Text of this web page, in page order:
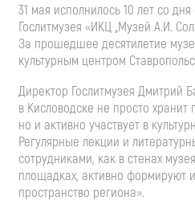
31 мая исполнилось 10 лет со
Гослитмузея «ИКЦ „Музей А.И.
За прошедшее десятилетие
культурным центром
Директор Гослитмузея Дмитрий
в Кисловодске не просто хранит
но и активно участвует в
Регулярные лекции и
сотрудниками, как в стенах
площадках, активно формируют
пространство региона».